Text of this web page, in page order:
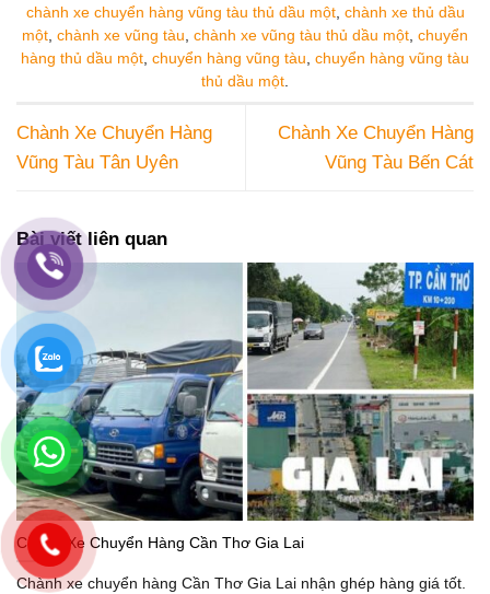
chành xe chuyển hàng vũng tàu thủ dầu một, chành xe thủ dầu
một, chành xe vũng tàu, chành xe vũng tàu thủ dầu một, chuyển
hàng thủ dầu một, chuyển hàng vũng tàu, chuyển hàng vũng tàu
thủ dầu một.
Chành Xe Chuyển Hàng
Vũng Tàu Tân Uyên
Chành Xe Chuyển Hàng
Vũng Tàu Bến Cát
Bài viết liên quan
Chành Xe Chuyển Hàng Cần Thơ Gia Lai
Chành xe chuyển hàng Cần Thơ Gia Lai nhận ghép hàng giá tốt.